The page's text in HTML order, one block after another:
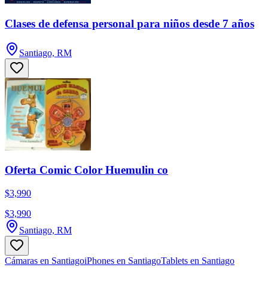
Clases de defensa personal para niños desde 7 años
Santiago, RM
Oferta Comic Color Huemulin co
$3,990
$3,990
Santiago, RM
Cámaras en SantiagoiPhones en SantiagoTablets en Santiago